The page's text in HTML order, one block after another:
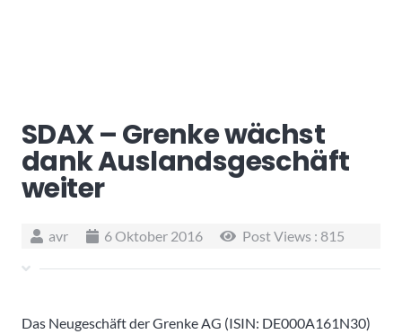
SDAX – Grenke wächst
dank Auslandsgeschäft
weiter
avr 6 Oktober 2016 Post Views : 815
Das Neugeschäft der Grenke AG (ISIN: DE000A161N30)